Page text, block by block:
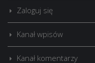
Zaloguj się
Kanał wpisów
Kanał komentarzy